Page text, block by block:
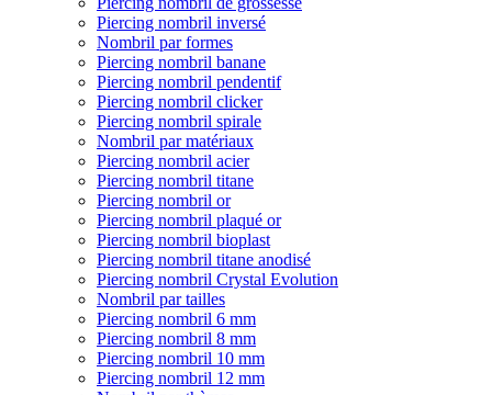
Piercing nombril inversé
Nombril par formes
Piercing nombril banane
Piercing nombril pendentif
Piercing nombril clicker
Piercing nombril spirale
Nombril par matériaux
Piercing nombril acier
Piercing nombril titane
Piercing nombril or
Piercing nombril plaqué or
Piercing nombril bioplast
Piercing nombril titane anodisé
Piercing nombril Crystal Evolution
Nombril par tailles
Piercing nombril 6 mm
Piercing nombril 8 mm
Piercing nombril 10 mm
Piercing nombril 12 mm